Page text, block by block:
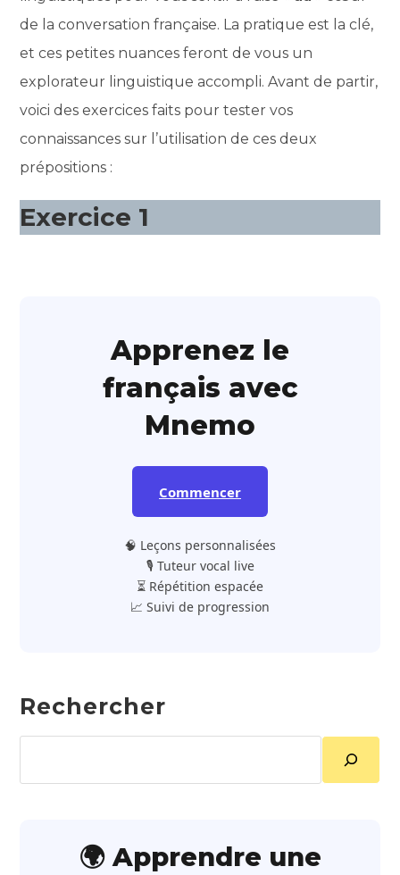
de la conversation française. La pratique est la clé,
et ces petites nuances feront de vous un
explorateur linguistique accompli. Avant de partir,
voici des exercices faits pour tester vos
connaissances sur l’utilisation de ces deux
prépositions :
Exercice 1
Apprenez le
français avec
Mnemo
Commencer
🧠 Leçons personnalisées
🎙️ Tuteur vocal live
⏳ Répétition espacée
📈 Suivi de progression
Rechercher
🌍 Apprendre une